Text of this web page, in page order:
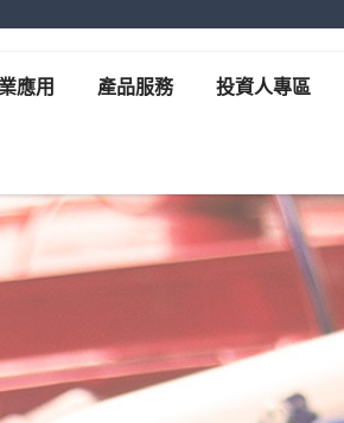
應用 產品服務 投資人專區